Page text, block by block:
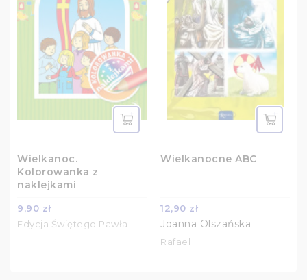
Wielkanoc.
Kolorowanka z
naklejkami
9,90 zł
Edycja Świętego Pawła
Wielkanocne ABC
12,90 zł
Joanna Olszańska
Rafael